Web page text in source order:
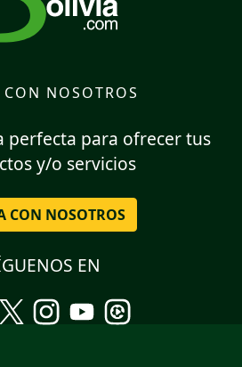
CON NOSOTROS
perfecta para ofrecer tus
y/o servicios
CON NOSOTROS
EN